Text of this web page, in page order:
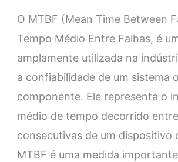
O MTBF (Mean Time Between
Tempo Médio Entre Falhas, é
amplamente utilizada na
a confiabilidade de um sistema
componente. Ele representa o
médio de tempo decorrido
consecutivas de um dispositivo
MTBF é uma medida